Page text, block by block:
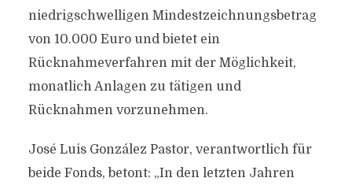
niedrigschwelligen Mindestzeichnungsbetrag
von 10.000 Euro und bietet ein
Rücknahmeverfahren mit der Möglichkeit,
monatlich Anlagen zu tätigen und
Rücknahmen vorzunehmen.
José Luis González Pastor, verantwortlich für
beide Fonds, betont: „In den letzten Jahren